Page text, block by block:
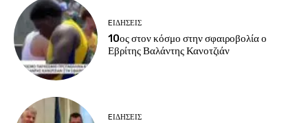
EΙΔΗΣΕΙΣ
10ος στον κόσμο στην σφαιροβολία ο
Εβρίτης Βαλάντης Κανοτζιάν
EΙΔΗΣΕΙΣ